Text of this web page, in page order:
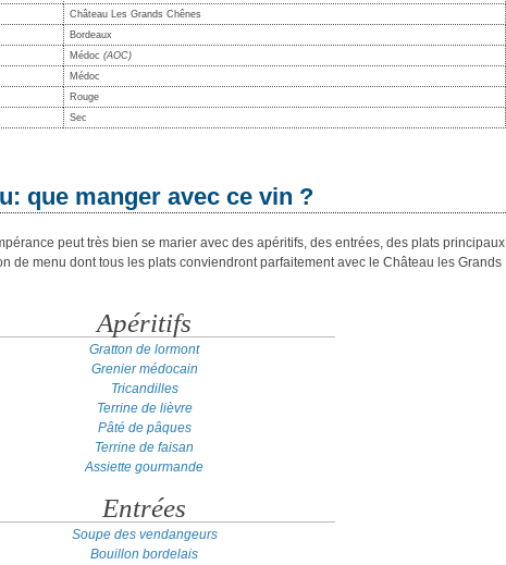
Château Les Grands Chênes
Bordeaux
Médoc (AOC)
Médoc
Rouge
Sec
que manger avec ce vin ?
peut très bien se marier avec des apéritifs, des entrées, des plats principaux
de menu dont tous les plats conviendront parfaitement avec le Château les Grands
Apéritifs
Gratton de lormont
Grenier médocain
Tricandilles
Terrine de lièvre
Pâté de pâques
Terrine de faisan
Assiette gourmande
Entrées
Soupe des vendangeurs
Bouillon bordelais